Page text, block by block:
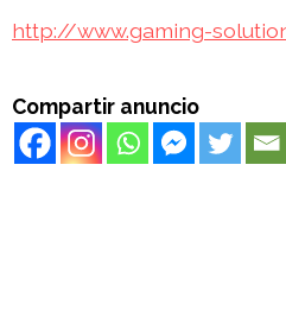
http://www.gaming-
Compartir anuncio